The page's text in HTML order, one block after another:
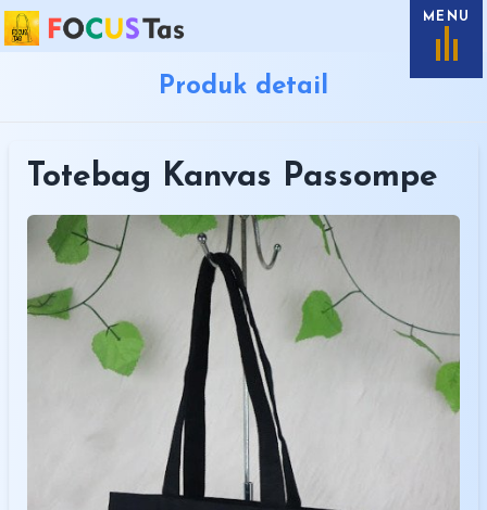
MENU
Produk detail
Totebag Kanvas Passompe